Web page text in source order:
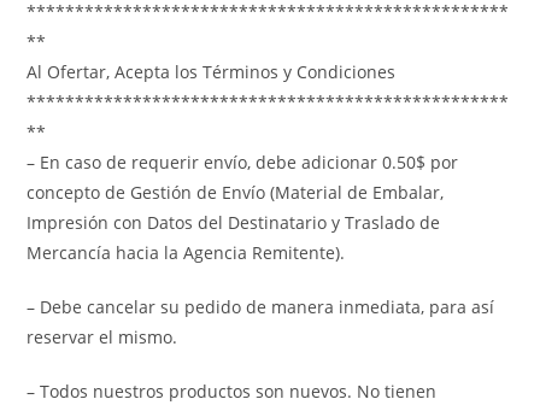
**************************************************
**
Al Ofertar, Acepta los Términos y Condiciones
**************************************************
**
– En caso de requerir envío, debe adicionar 0.50$ por
concepto de Gestión de Envío (Material de Embalar,
Impresión con Datos del Destinatario y Traslado de
Mercancía hacia la Agencia Remitente).
– Debe cancelar su pedido de manera inmediata, para así
reservar el mismo.
– Todos nuestros productos son nuevos. No tienen